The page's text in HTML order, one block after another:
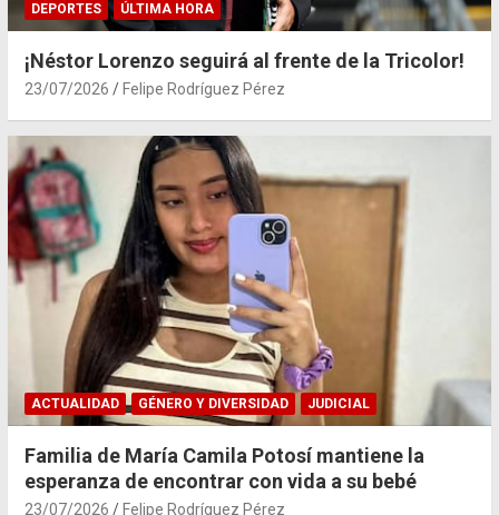
DEPORTES ÚLTIMA HORA
¡Néstor Lorenzo seguirá al frente de la Tricolor!
23/07/2026 Felipe Rodríguez Pérez
ACTUALIDAD GÉNERO Y DIVERSIDAD JUDICIAL
Familia de María Camila Potosí mantiene la
esperanza de encontrar con vida a su bebé
23/07/2026 Felipe Rodríguez Pérez